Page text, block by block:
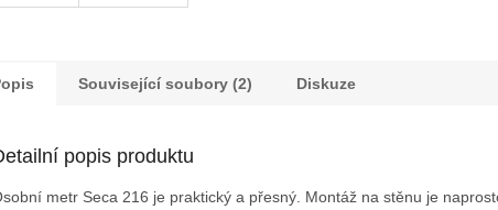
Související soubory (2) Diskuze
popis produktu
metr Seca 216 je praktický a přesný. Montáž na stěnu je